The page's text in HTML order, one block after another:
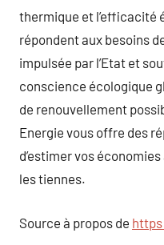
thermique et l’efficacité
répondent aux besoins
impulsée par l’Etat et
conscience écologique
de renouvellement
Energie vous offre des
d’estimer vos
les tiennes.
Source à propos de